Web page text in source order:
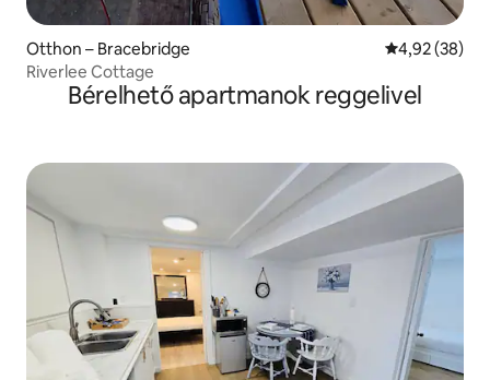
Otthon – Bracebridge Átlagos
4,92 (38)
Riverlee Cottage
Bérelhető apartmanok reggelivel